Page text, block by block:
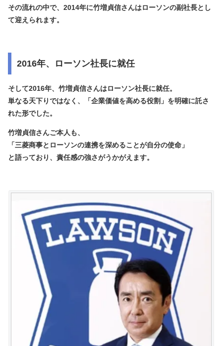
その流れの中で、2014年に竹増貞信さんはローソンの副社長とし
て迎えられます。
2016年、ローソン社長に就任
そして2016年、竹増貞信さんはローソン社長に就任。
単なる天下りではなく、「企業価値を高める役割」を明確に託さ
れた形でした。
竹増貞信さんご本人も、
「三菱商事とローソンの連携を深めることが自分の使命」
と語っており、責任感の強さがうかがえます。